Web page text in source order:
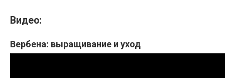
Видео:
Вербена: выращивание и уход